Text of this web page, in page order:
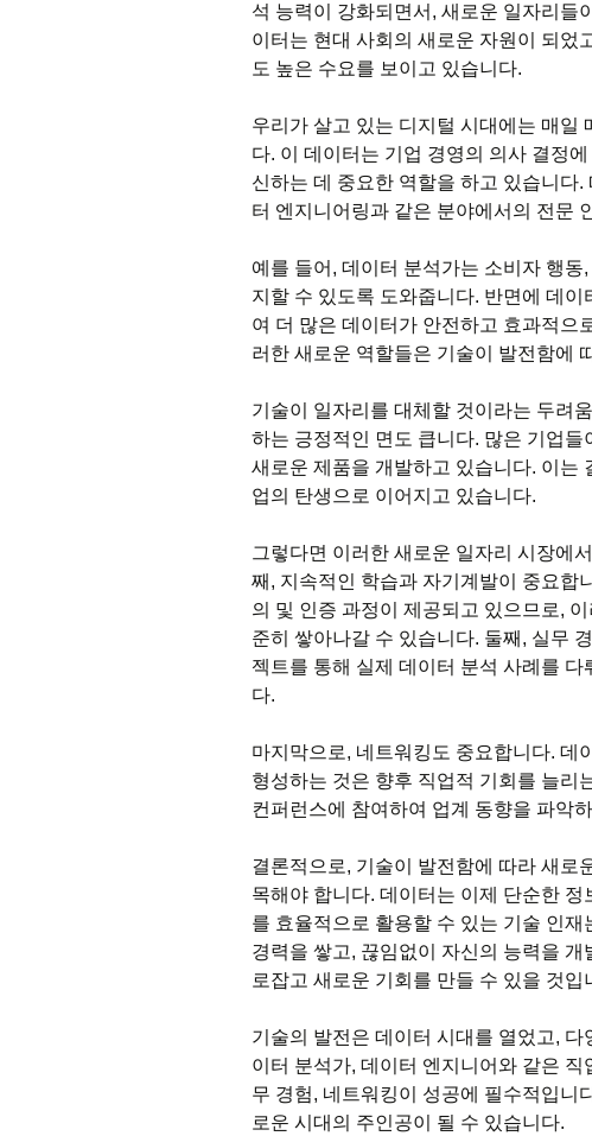
석 능력이 강화되면서, 새로운 일자리들
이터는 현대 사회의 새로운 자원이 되었
도 높은 수요를 보이고 있습니다.
우리가 살고 있는 디지털 시대에는 매일
다. 이 데이터는 기업 경영의 의사 결정
신하는 데 중요한 역할을 하고 있습니다.
터 엔지니어링과 같은 분야에서의 전문
예를 들어, 데이터 분석가는 소비자 행
지할 수 있도록 도와줍니다. 반면에 데
여 더 많은 데이터가 안전하고 효과적으
러한 새로운 역할들은 기술이 발전함에
기술이 일자리를 대체할 것이라는 두려
하는 긍정적인 면도 큽니다. 많은 기업
새로운 제품을 개발하고 있습니다. 이는
업의 탄생으로 이어지고 있습니다.
그렇다면 이러한 새로운 일자리 시장에
째, 지속적인 학습과 자기계발이 중요합
의 및 인증 과정이 제공되고 있으므로,
준히 쌓아나갈 수 있습니다. 둘째, 실무
젝트를 통해 실제 데이터 분석 사례를
다.
마지막으로, 네트워킹도 중요합니다. 데
형성하는 것은 향후 직업적 기회를 늘리
컨퍼런스에 참여하여 업계 동향을 파악
결론적으로, 기술이 발전함에 따라 새로
목해야 합니다. 데이터는 이제 단순한 정
를 효율적으로 활용할 수 있는 기술 인
경력을 쌓고, 끊임없이 자신의 능력을
로잡고 새로운 기회를 만들 수 있을 것입
기술의 발전은 데이터 시대를 열었고,
이터 분석가, 데이터 엔지니어와 같은
무 경험, 네트워킹이 성공에 필수적입니
로운 시대의 주인공이 될 수 있습니다.